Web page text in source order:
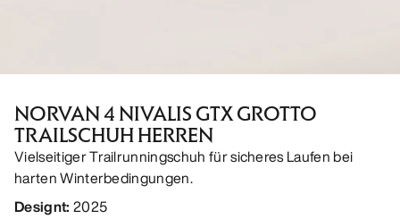
NORVAN 4 NIVALIS GTX GROTTO
TRAILSCHUH HERREN
Vielseitiger Trailrunningschuh für sicheres Laufen bei
harten Winterbedingungen.
Designt: 2025